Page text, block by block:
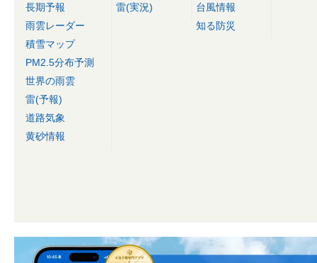
長期予報
雨雲レーダー
積雪マップ
PM2.5分布予測
世界の雨雲
雷(予報)
道路気象
黄砂情報
雷(実況)
台風情報
知る防災